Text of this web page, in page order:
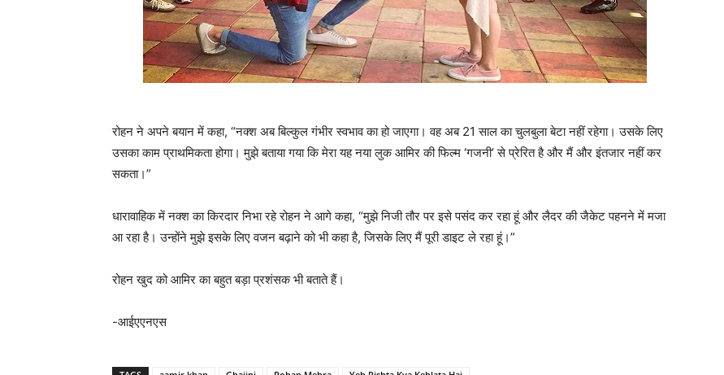
रोहन ने अपने बयान में कहा, “नक्श अब बिल्कुल गंभीर स्वभाव का हो जाएगा। वह अब 21 साल का चुलबुला बेटा नहीं रहेगा। उसके लिए
उसका काम प्राथमिकता होगा। मुझे बताया गया कि मेरा यह नया लुक आमिर की फिल्म ‘गजनी’ से प्रेरित है और मैं और इंतजार नहीं कर
सकता।”
धारावाहिक में नक्श का किरदार निभा रहे रोहन ने आगे कहा, “मुझे निजी तौर पर इसे पसंद कर रहा हूं और लैदर की जैकेट पहनने में मजा
आ रहा है। उन्होंने मुझे इसके लिए वजन बढ़ाने को भी कहा है, जिसके लिए मैं पूरी डाइट ले रहा हूं।”
रोहन खुद को आमिर का बहुत बड़ा प्रशंसक भी बताते हैं।
-आईएएनएस